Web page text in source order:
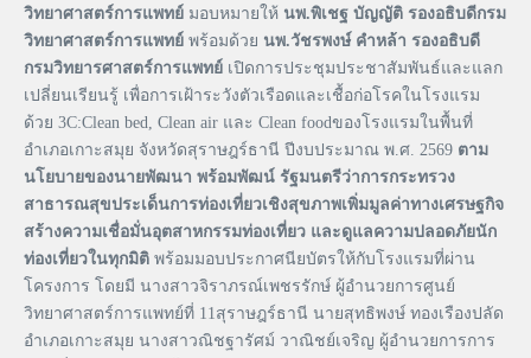
วิทยาศาสตร์การแพทย์ มอบหมายให้ นพ.พิเชฐ บัญญัติ รองอธิบดีกรม
วิทยาศาสตร์การแพทย์ พร้อมด้วย นพ.วัชรพงษ์ คำหล้า รองอธิบดี
กรมวิทยารศาสตร์การแพทย์ เปิดการประชุมประชาสัมพันธ์และแลก
เปลี่ยนเรียนรู้ เพื่อการเฝ้าระวังตัวเรือดและเชื้อก่อโรคในโรงแรม
ด้วย 3C:Clean bed, Clean air และ Clean foodของโรงแรมในพื้นที่
อำเภอเกาะสมุย จังหวัดสุราษฎร์ธานี ปีงบประมาณ พ.ศ. 2569 ตาม
นโยบายของนายพัฒนา พร้อมพัฒน์ รัฐมนตรีว่าการกระทรวง
สาธารณสุขประเด็นการท่องเที่ยวเชิงสุขภาพเพิ่มมูลค่าทางเศรษฐกิจ
สร้างความเชื่อมั่นอุตสาหกรรมท่องเที่ยว และดูแลความปลอดภัยนัก
ท่องเที่ยวในทุกมิติ พร้อมมอบประกาศนียบัตรให้กับโรงแรมที่ผ่าน
โครงการ โดยมี นางสาวจิราภรณ์เพชรรักษ์ ผู้อำนวยการศูนย์
วิทยาศาสตร์การแพทย์ที่ 11สุราษฎร์ธานี นายสุทธิพงษ์ ทองเรืองปลัด
อำเภอเกาะสมุย นางสาวณิชฐารัศม์ วาณิชย์เจริญ ผู้อำนวยการการ